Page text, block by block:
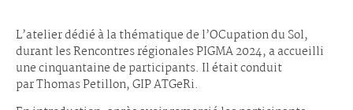
L’atelier dédié à la thématique de l’OCupation du Sol,
durant les Rencontres régionales PIGMA 2024, a accueilli
une cinquantaine de participants. Il était conduit
par Thomas Petillon, GIP ATGeRi.